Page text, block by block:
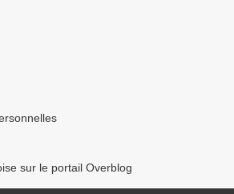
sur le portail Overblog